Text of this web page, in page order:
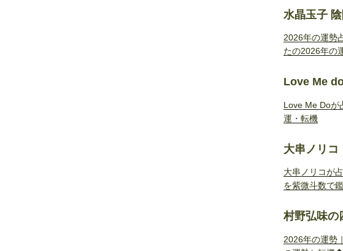
水晶玉子
2026年の運勢
たの2026年の
Love Me
Love Me Doが
運・転機
大串ノリ
大串ノリコが
を紫微斗数で
村野弘味の
2026年の運勢